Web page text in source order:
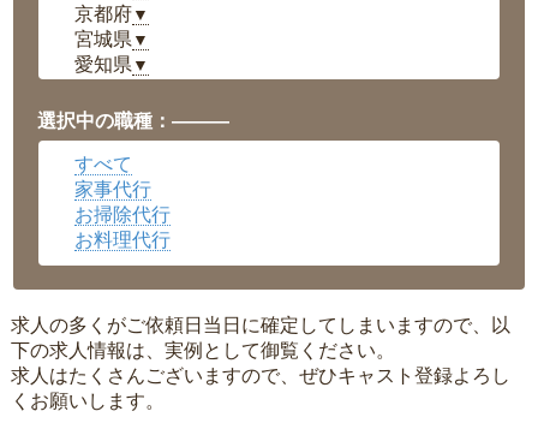
京都府▼
宮城県 ▼
愛知県 ▼
岡山県▼
広島県▼
沖縄県
選択中の職種：———
すべて
家事代行
お掃除代行
お料理代行
求人の多くがご依頼日当日に確定してしまいますので、以
下の求人情報は、実例として御覧ください。
求人はたくさんございますので、ぜひキャスト登録よろし
くお願いします。